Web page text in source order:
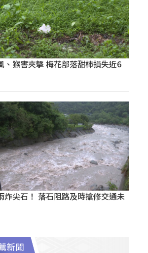
、猴害夾擊 梅花部落甜柿損失近6
炸尖石！ 落石阻路及時搶修交通未
新聞